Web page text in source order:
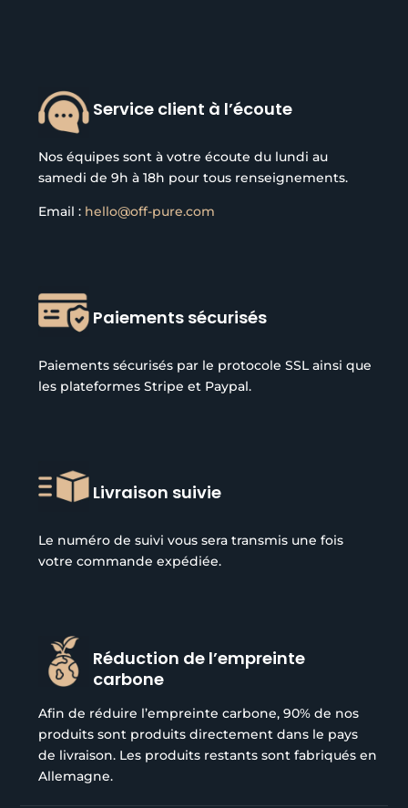
Service client à l’écoute
Nos équipes sont à votre écoute du lundi au
samedi de 9h à 18h pour tous renseignements.
Email : hello@off-pure.com
Paiements sécurisés
Paiements sécurisés par le protocole SSL ainsi que
les plateformes Stripe et Paypal.
Livraison suivie
Le numéro de suivi vous sera transmis une fois
votre commande expédiée.
Réduction de l’empreinte
carbone
Afin de réduire l’empreinte carbone, 90% de nos
produits sont produits directement dans le pays
de livraison. Les produits restants sont fabriqués en
Allemagne.